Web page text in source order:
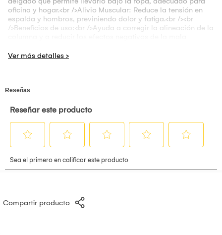
oficina y hogar.<br />Alivio Muscular: Reduce la tensión en
espalda y hombros, previniendo dolor y fatiga.<br /><br
/>Beneficios de uso:<br />Ayuda a corregir la alineación de la
tiempo sentadas o en actividades sedentarias.<br />Su
de la ropa sin que sea visible, permitiendo su uso en la
tensión en la espalda y los hombros, ayudando a prevenir y
incorrecta.<br /><br />Uso:<br />El Soporte de Espalda
Ortopédico es ideal para personas que trabajan en entornos
de oficina, estudiantes, conductores y cualquier persona que
usar en casa, en el trabajo, durante el estudio, y en cualquier
lugar donde se busque un soporte postural que brinde
cómodo y aliviado en sus actividades diarias.
Compartir producto